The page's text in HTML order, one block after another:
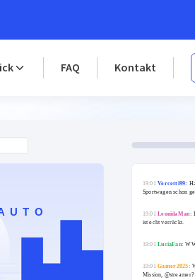
FAQ Kontakt